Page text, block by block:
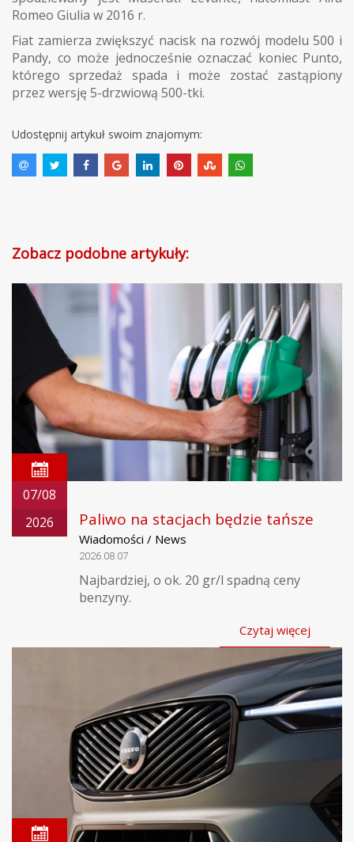
Romeo Giulia w 2016 r.
Fiat zamierza zwiększyć nacisk na rozwój modelu 500 i
Pandy, co może jednocześnie oznaczać koniec Punto,
którego sprzedaż spada i może zostać zastąpiony
przez wersję 5-drzwiową 500-tki.
Udostępnij artykuł swoim znajomym:
Zobacz podobne artykuły:
07/08
2026
Paliwo na stacjach będzie tańsze
Wiadomości / News
2026.08.07
Najbardziej, o ok. 20 gr/l spadną ceny
benzyny.
Czytaj więcej